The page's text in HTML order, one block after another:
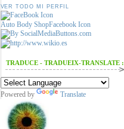
VER TODO MI PERFIL
Auto Body ShopFacebook Icon
TRADUCE - TRADUEIX-TRANSLATE :
Powered by Translate